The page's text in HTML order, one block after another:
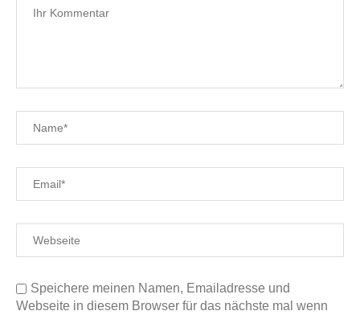
Speichere meinen Namen, Emailadresse und
Webseite in diesem Browser für das nächste mal wenn